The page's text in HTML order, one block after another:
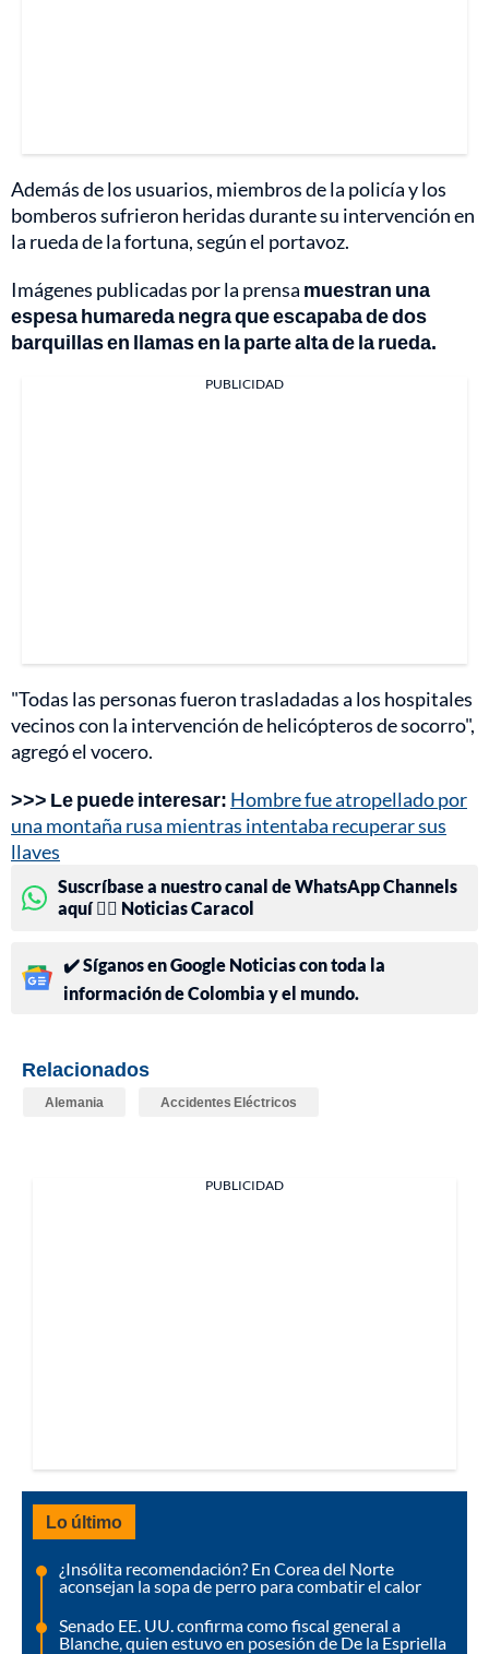
Además de los usuarios, miembros de la policía y los
bomberos sufrieron heridas durante su intervención en
la rueda de la fortuna, según el portavoz.
Imágenes publicadas por la prensa muestran una
espesa humareda negra que escapaba de dos
barquillas en llamas en la parte alta de la rueda.
PUBLICIDAD
"Todas las personas fueron trasladadas a los hospitales
vecinos con la intervención de helicópteros de socorro",
agregó el vocero.
>>> Le puede interesar: Hombre fue atropellado por
una montaña rusa mientras intentaba recuperar sus
llaves
Suscríbase a nuestro canal de WhatsApp Channels
aquí 👉🏻 Noticias Caracol
✔️ Síganos en Google Noticias con toda la
información de Colombia y el mundo.
Relacionados
Alemania Accidentes Eléctricos
PUBLICIDAD
Lo último
¿Insólita recomendación? En Corea del Norte
aconsejan la sopa de perro para combatir el calor
Senado EE. UU. confirma como fiscal general a
Blanche, quien estuvo en posesión de De la Espriella